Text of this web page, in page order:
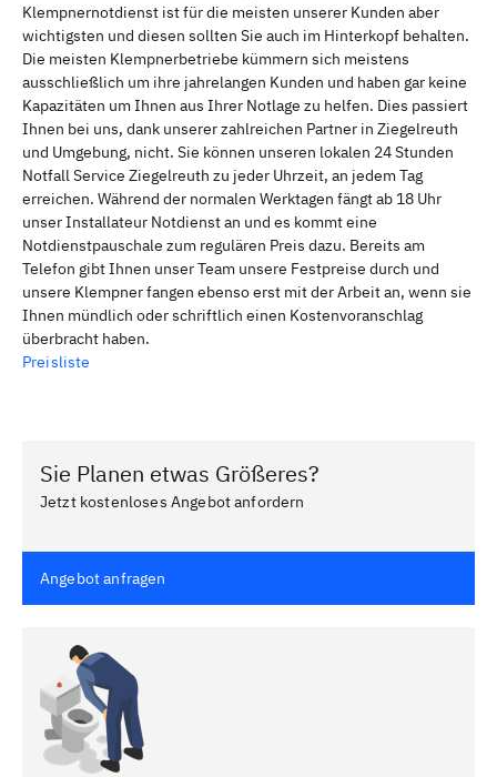
Klempnernotdienst ist für die meisten unserer Kunden aber
wichtigsten und diesen sollten Sie auch im Hinterkopf behalten.
Die meisten Klempnerbetriebe kümmern sich meistens
ausschließlich um ihre jahrelangen Kunden und haben gar keine
Kapazitäten um Ihnen aus Ihrer Notlage zu helfen. Dies passiert
Ihnen bei uns, dank unserer zahlreichen Partner in Ziegelreuth
und Umgebung, nicht. Sie können unseren lokalen 24 Stunden
Notfall Service Ziegelreuth zu jeder Uhrzeit, an jedem Tag
erreichen. Während der normalen Werktagen fängt ab 18 Uhr
unser Installateur Notdienst an und es kommt eine
Notdienstpauschale zum regulären Preis dazu. Bereits am
Telefon gibt Ihnen unser Team unsere Festpreise durch und
unsere Klempner fangen ebenso erst mit der Arbeit an, wenn sie
Ihnen mündlich oder schriftlich einen Kostenvoranschlag
überbracht haben.
Preisliste
Sie Planen etwas Größeres?
Jetzt kostenloses Angebot anfordern
Angebot anfragen